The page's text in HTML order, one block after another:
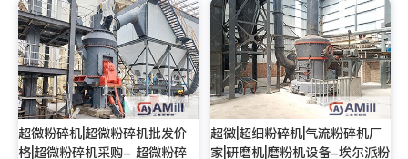
超微粉碎机|超微粉碎机批发价
格|超微粉碎机采购- 超微粉碎
超微|超细粉碎机|气流粉碎机厂
家|研磨机|磨粉机设备-埃尔派粉